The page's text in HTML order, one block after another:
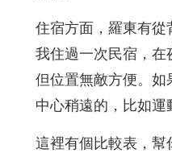
住宿方面，羅東有從
我住過一次民宿，在
但位置無敵方便。
中心稍遠的，比如運
這裡有個比較表，幫